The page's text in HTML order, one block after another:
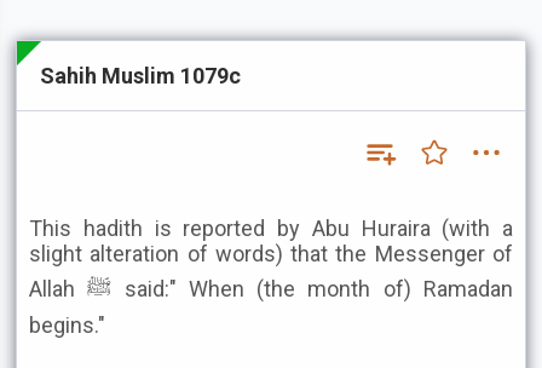
Sahih Muslim 1079c
This hadith is reported by Abu Huraira (with a
slight alteration of words) that the Messenger of
Allah ﷺ said:" When (the month of) Ramadan
begins."